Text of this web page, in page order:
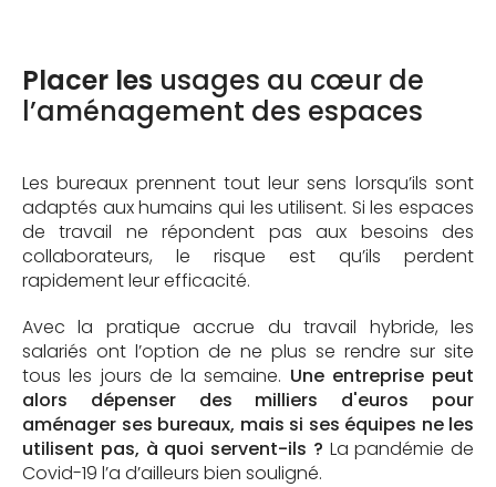
Placer les usages au cœur de
l’aménagement des espaces
Les bureaux prennent tout leur sens lorsqu’ils sont
adaptés aux humains qui les utilisent. Si les espaces
de travail ne répondent pas aux besoins des
collaborateurs, le risque est qu’ils perdent
rapidement leur efficacité.
Avec la pratique accrue du travail hybride, les
salariés ont l’option de ne plus se rendre sur site
tous les jours de la semaine. Une entreprise peut
alors dépenser des milliers d'euros pour
aménager ses bureaux, mais si ses équipes ne les
utilisent pas, à quoi servent-ils ? La pandémie de
Covid-19 l’a d’ailleurs bien souligné.